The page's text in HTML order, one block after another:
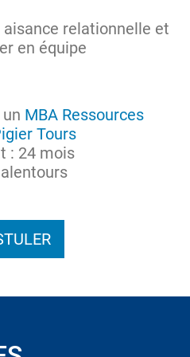
aisance relationnelle et
en équipe
MBA Ressources
Tours
: 24 mois